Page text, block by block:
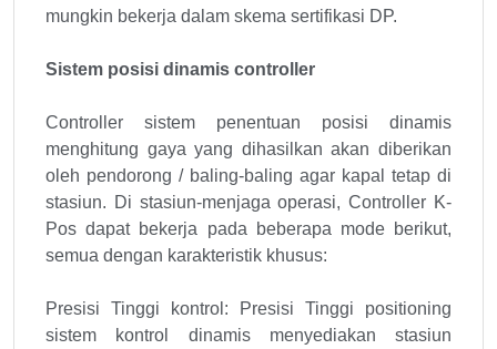
mungkin bekerja dalam skema sertifikasi DP.
Sistem posisi dinamis controller
Controller sistem penentuan posisi dinamis
menghitung gaya yang dihasilkan akan diberikan
oleh pendorong / baling-baling agar kapal tetap di
stasiun. Di stasiun-menjaga operasi, Controller K-
Pos dapat bekerja pada beberapa mode berikut,
semua dengan karakteristik khusus:
Presisi Tinggi kontrol: Presisi Tinggi positioning
sistem kontrol dinamis menyediakan stasiun